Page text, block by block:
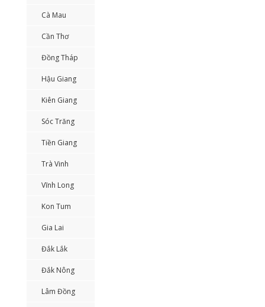
Cà Mau
Cần Thơ
Đồng Tháp
Hậu Giang
Kiên Giang
Sóc Trăng
Tiền Giang
Trà Vinh
Vĩnh Long
Kon Tum
Gia Lai
Đắk Lắk
Đắk Nông
Lâm Đồng